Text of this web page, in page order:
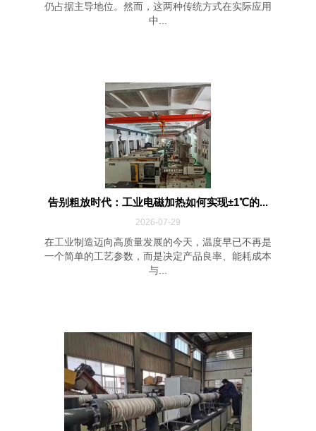
仍占据主导地位。然而，这两种传统方式在实际应用
中...
告别粗放时代：工业电磁加热如何实现±1℃的...
2026-07-29
在工业制造迈向高质量发展的今天，温度早已不再是
一个简单的工艺参数，而是决定产品良率、能耗成本
与...